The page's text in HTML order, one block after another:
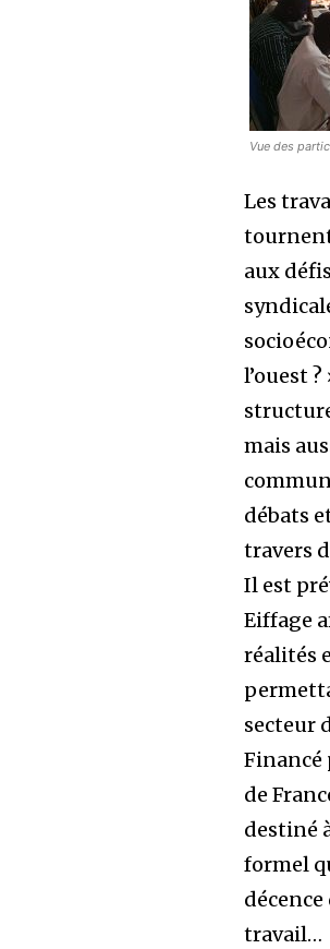
Vue des
Les
aux
l’ouest
mais
débats
travers
Il est
Eiffage
réalités
secteur
Financé
de
destiné
formel
travail…